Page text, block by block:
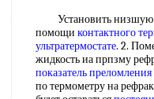
Установить низшую
помощи контактного
ультратермостате. 2.
жидкость иа прпзму
показатель преломления
по термометру на